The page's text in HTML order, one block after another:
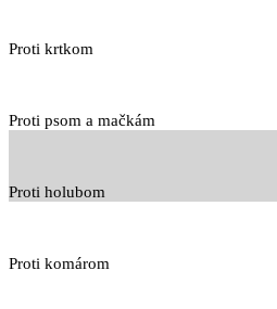
Proti krtkom
Proti psom a mačkám
Proti holubom
Proti komárom